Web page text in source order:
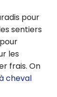
pour
sentiers
les
frais. On
cheval